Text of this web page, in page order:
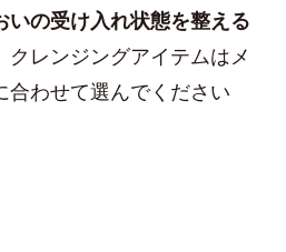
いの受け入れ状態を整える
クレンジングアイテムはメ
合わせて選んでください